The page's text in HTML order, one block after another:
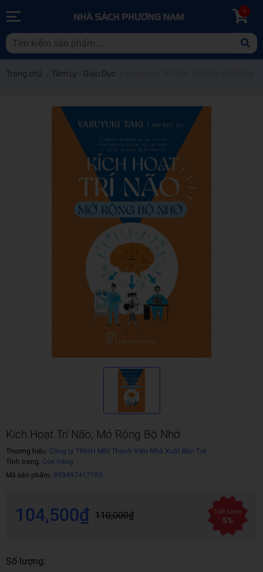
0
Trang chủ Tâm Lý - Giáo Dục
Kích Hoạt Trí Não, Mở Rộng Bộ Nhớ
Thương hiệu: Công ty TNHH Một Thành Viên Nhà Xuất Bản Trẻ
Tình trạng: Còn hàng
Mã sản phẩm: 893497417785
104,500₫ 110,000₫ Tiết kiệm
5%
Số lượng: